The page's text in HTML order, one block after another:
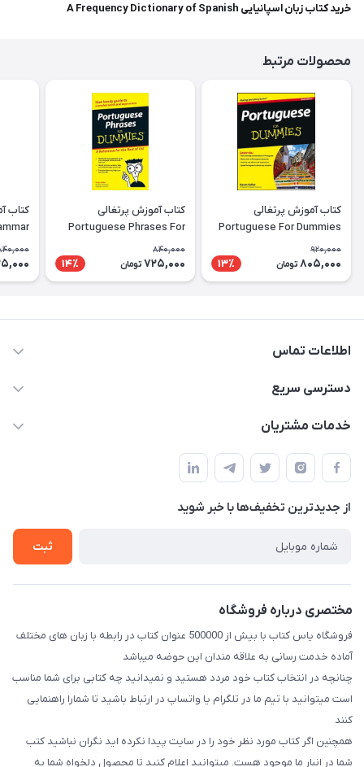
خرید کتاب زبان اسپانیایی A Frequency Dictionary of Spanish
محصولات مرتبط
کتاب آموزش پرتغالی
Portuguese For Dummies
920,000
805,000 تومان 13٪
کتاب آموزش پرتغالی
Portuguese Phrases For
Dummies
840,000
725,000 تومان 14٪
اطلاعات تماس
09371742423
طبقه بالای دنیای لبنیات (مراجعه حضوری فقط در صورت هماهنگی
قبلی با شماره ۰۹۳۷۱۷۴۲۴۲۳ امکان پذیر است)
دسترسی سریع
حساب کاربری
لیست محصولات
درباره ما
خدمات مشتریان
قوانین و مقررات
حریم خصوصی
راهنما
از جدید‌ترین تخفیف‌ها با‌ خبر شوید
ثبت
مختصری درباره فروشگاه
فروشگاه یاس کتاب با بیش از 500000 عنوان کتاب در رابطه با زبان های مختلف
آماده خدمت رسانی به علاقه مندان این حوضه میباشد
چنانچه در انتخاب کتاب خود مردد هستید و نمیدانید چه کتابی برای شما مناسب
است میتوانید با تیم ما در تلگرام یا واتساپ در ارتباط باشید تا شما‌را راهنمایی
کنند
همچنین اگر کتاب مورد نظر خود را در سایت پیدا نکرده اید نگران نباشید کتب
شما در انبار ما موجود هست. میتوانید اعلام کنید تا محصول دلخواه شما به